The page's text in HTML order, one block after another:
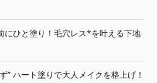
にひと塗り！毛穴レス*を叶える下地
” ハート塗りで大人メイクを格上げ！